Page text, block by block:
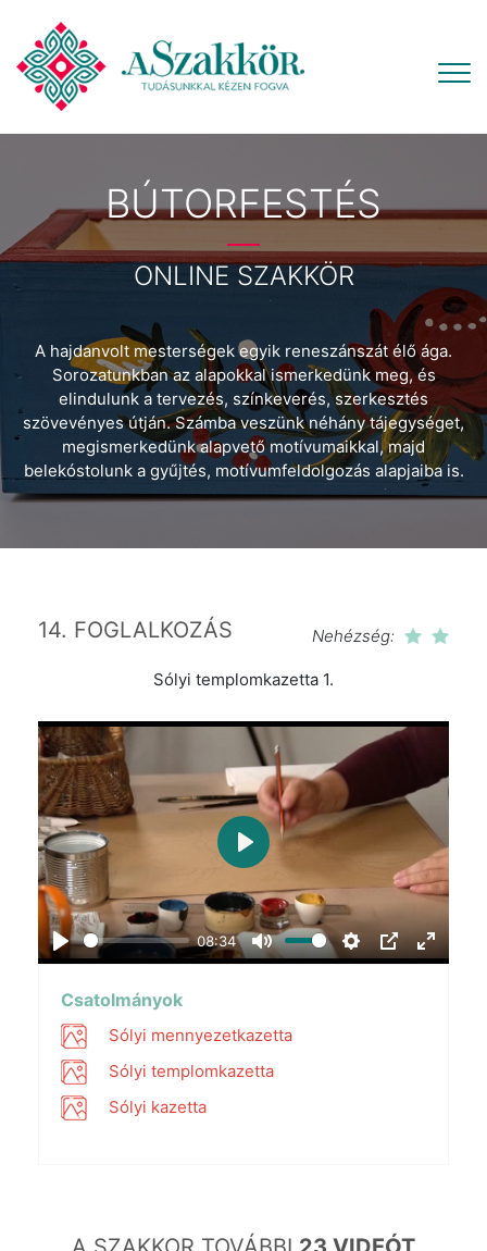
BÚTORFESTÉS
ONLINE SZAKKÖR
A hajdanvolt mesterségek egyik reneszánszát élő ága.
Sorozatunkban az alapokkal ismerkedünk meg, és
elindulunk a tervezés, színkeverés, szerkesztés
szövevényes útján. Számba veszünk néhány tájegységet,
megismerkedünk alapvető motívumaikkal, majd
belekóstolunk a gyűjtés, motívumfeldolgozás alapjaiba is.
14. FOGLALKOZÁS Nehézség:
Sólyi templomkazetta 1.
Play
08:34
Mute Settings
PIP Enter
Play
Csatolmányok
Sólyi mennyezetkazetta
Sólyi templomkazetta
Sólyi kazetta